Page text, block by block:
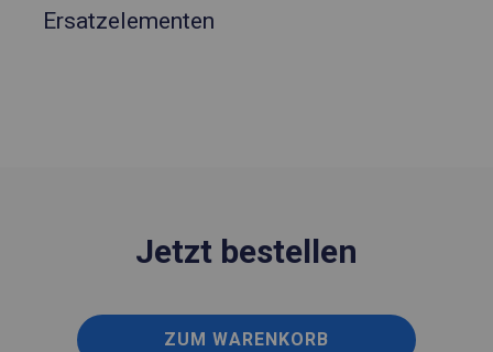
Ersatzelementen
Jetzt bestellen
ZUM WARENKORB